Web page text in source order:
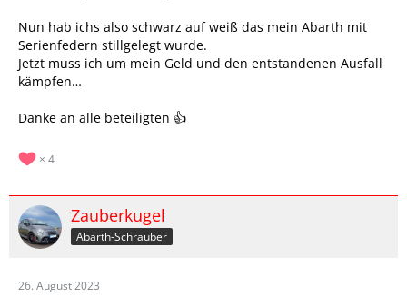
Nun hab ichs also schwarz auf weiß das mein Abarth mit
Serienfedern stillgelegt wurde.
Jetzt muss ich um mein Geld und den entstandenen Ausfall
kämpfen…
Danke an alle beteiligten 👍
4
Zauberkugel
Abarth-Schrauber
26. August 2023